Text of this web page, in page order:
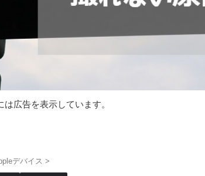
は広告を表示しています。
デバイス >